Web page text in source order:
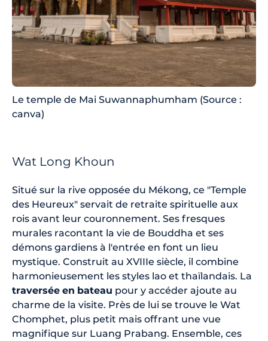
Le temple de Mai Suwannaphumham (Source :
canva)
Wat Long Khoun
Situé sur la rive opposée du Mékong, ce "Temple
des Heureux" servait de retraite spirituelle aux
rois avant leur couronnement. Ses fresques
murales racontant la vie de Bouddha et ses
démons gardiens à l'entrée en font un lieu
mystique. Construit au XVIIIe siècle, il combine
harmonieusement les styles lao et thaïlandais. La
traversée en bateau pour y accéder ajoute au
charme de la visite. Près de lui se trouve le Wat
Chomphet, plus petit mais offrant une vue
magnifique sur Luang Prabang. Ensemble, ces